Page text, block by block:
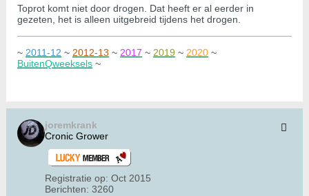
Toprot komt niet door drogen. Dat heeft er al eerder in
gezeten, het is alleen uitgebreid tijdens het drogen.
~ 2011-12 ~ 2012-13 ~ 2017 ~ 2019 ~ 2020 ~
BuitenQweeksels ~
joremkrank
Cronic Grower
Registratie op: Oct 2015
Berichten: 3260